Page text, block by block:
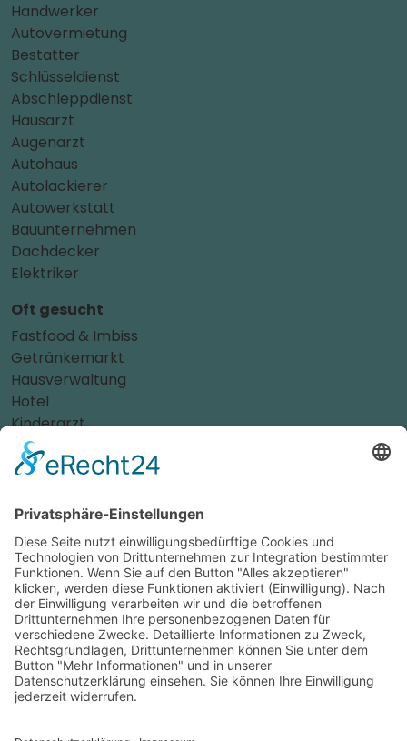
Handwerker
Autovermietung
Bestatter
Schlüsseldienst
Abschleppdienst
Hausarzt
Augenarzt
Autohaus
Autolackierer
Autowerkstatt
Bauunternehmen
Dachdecker
Elektriker
Oft gesucht
Fastfood & Imbiss
Getränkemarkt
Hausverwaltung
Hotel
Kinderarzt
Personalvermittler
Weitere Sportvereine
Zahnarzt
Tennis
Tankstelle
Tierbedarf
Parken
Für Ihr Unternehmen
Sichern Sie sich die Vorteile vondas ist nah! Mit uns
erreichen Sie neue Kunden und bleiben Ihren
Bestandskunden in guter Erinnerung.